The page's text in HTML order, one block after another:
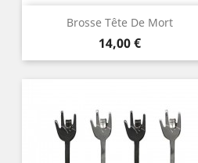
Brosse Tête De Mort
Prix
14,00 €